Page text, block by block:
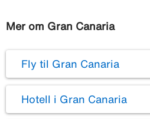
Mer om Gran Canaria
Fly til Gran Canaria
Hotell i Gran Canaria